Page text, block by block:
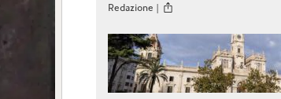
Redazione |